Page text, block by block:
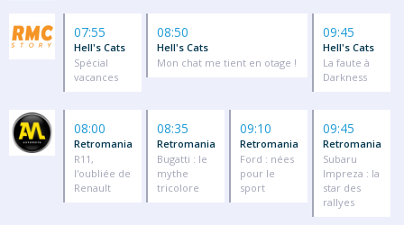
07:55
Hell's Cats
Spécial
vacances
08:50
Hell's Cats
Mon chat me tient en otage !
09:45
Hell's Cats
La faute à
Darkness
08:00
Retromania
R11,
l'oubliée de
Renault
08:35
Retromania
Bugatti : le
mythe
tricolore
09:10
Retromania
Ford : nées
pour le
sport
09:45
Retromania
Subaru
Impreza : la
star des
rallyes